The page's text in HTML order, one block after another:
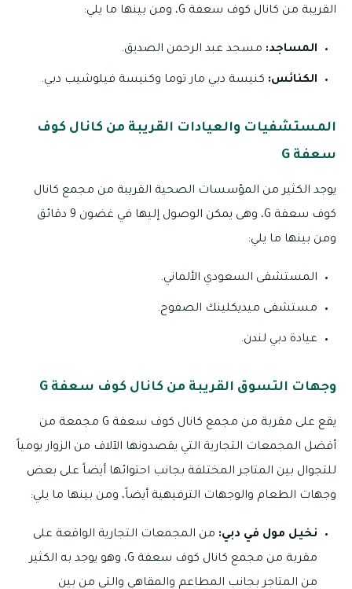
القريبة من كانال كوف سعفة G، ومن بينها ما يلي:
المساجد: مسجد عبد الرحمن الصديق.
الكنائس: كنيسة دبي مار توما وكنيسة فيلوشيب دبي.
المستشفيات والعيادات القريبة من كانال كوف
سعفة G
يوجد الكثير من المؤسسات الصحية القريبة من مجمع كانال
كوف سعفة G، وهى يمكن الوصول إليها في غضون 9 دقائق
ومن بينها ما يلي:
المستشفى السعودي الألماني.
مستشفى ميديكلينك الصفوح.
عيادة دبي لندن.
وجهات التسوق القريبة من كانال كوف سعفة G
يقع على مقربة من مجمع كانال كوف سعفة G مجمعة من
أفضل المجمعات التجارية التي يقصدونها الآلاف من الزوار يومياً
للتجوال بين المتاجر المختلفة بجانب احتوائها أيضاً على بعض
وجهات الطعام والوجهات الترفيهية أيضاً، ومن بينها ما يلي:
نخيل مول في دبي: من المجمعات التجارية الواقعة على
مقربة من مجمع كانال كوف سعفة G، وهو يوجد به الكثير
من المتاجر بجانب المطاعم والمقاهي والتي من بين